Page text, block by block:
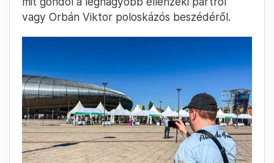
„Azért jöttem, hogy meghallgassam a
emailben kapta azt a DPK-tól. A beszélgetés
elején még úgy nézett ki, szívesen válaszol, de
ahogy a közélet helyzetéről kezdtük kérdezni,
hirtelen rövidre zárta a dolgokat: „megosztott
eléggé, most már hadd menjek”. Több
kérdésre nem válaszolt, így az nem derült ki,
mit gondol a legnagyobb ellenzéki pártról